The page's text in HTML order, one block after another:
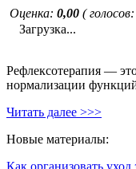
Оценка: 0,00 ( голосов:
Загрузка...
Рефлексотерапия —
нормализации
Читать далее >>>
Новые материалы:
Как организовать